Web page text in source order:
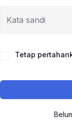
Tetap